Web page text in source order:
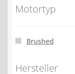
Motortyp
Brushed
Hersteller